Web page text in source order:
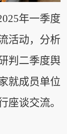
年一季度
活动， 分析
判二季度舆
就成员单位
座谈交流。